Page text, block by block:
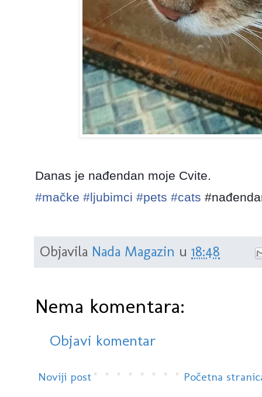
Danas je nađendan moje Cvite.
#mačke #ljubimci #pets #cats
Objavila Nada Magazin u 18:48
Nema komentara:
Objavi komentar
Noviji post Početna